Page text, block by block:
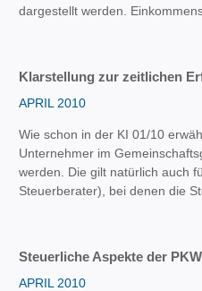
dargestellt werden.
Klarstellung zur zeitlichen
APRIL 2010
Wie schon in der KI 01/10
Unternehmer im
werden. Die gilt natürlich auch
Steuerberater), bei denen die
Steuerliche Aspekte der
APRIL 2010